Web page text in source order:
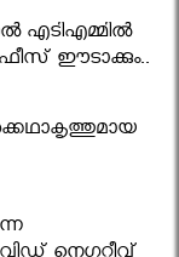
എടിഎമ്മിൽ
ഫീസ് ഈടാക്കും..